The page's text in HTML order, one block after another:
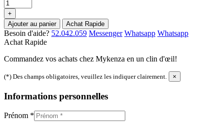
+
Ajouter au panier
Achat Rapide
Besoin d'aide? 52.042.059 Messenger Whatsapp Whatsapp
Achat Rapide
Commandez vos achats chez Mykenza en un clin d'œil!
(*) Des champs obligatoires, veuillez les indiquer clairement. ×
Informations personnelles
Prénom *